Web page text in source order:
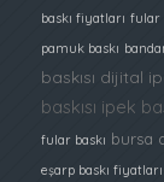
baskı fiyatları fular
pamuk baskı
baskısı dijital
baskısı ipek
fular baskı bursa
eşarp baskı fiyatları